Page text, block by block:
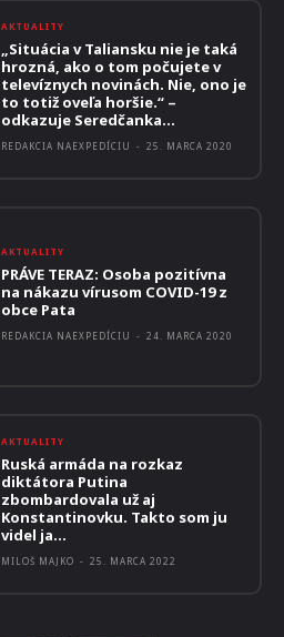
AKTUALITY
„Situácia v Taliansku nie je taká
hrozná, ako o tom počujete v
televíznych novinách. Nie, ono je
to totiž oveľa horšie.“ –
odkazuje Seredčanka...
REDAKCIA NAEXPEDÍCIU - 25. MARCA 2020
AKTUALITY
PRÁVE TERAZ: Osoba pozitívna
na nákazu vírusom COVID-19 z
obce Pata
REDAKCIA NAEXPEDÍCIU - 24. MARCA 2020
AKTUALITY
Ruská armáda na rozkaz
diktátora Putina
zbombardovala už aj
Konstantinovku. Takto som ju
videl ja…
MILOŠ MAJKO - 25. MARCA 2022